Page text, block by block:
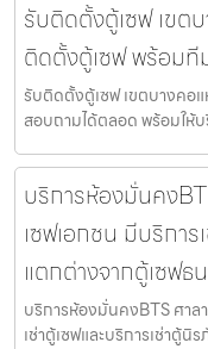
รับติดตั้งตู้เซฟ เขต
ติดตั้งตู้เซฟ พร้อมที
รับติดตั้งตู้เซฟ เขตบางคอ
สอบถามได้ตลอด พร้อมให้
บริการห้องมั่นคง
เซฟเอกชน มีบริการ
แตกต่างจากตู้เซฟธ
บริการห้องมั่นคงBTS ศาล
เช่าตู้เซฟและบริการเช่าตู้